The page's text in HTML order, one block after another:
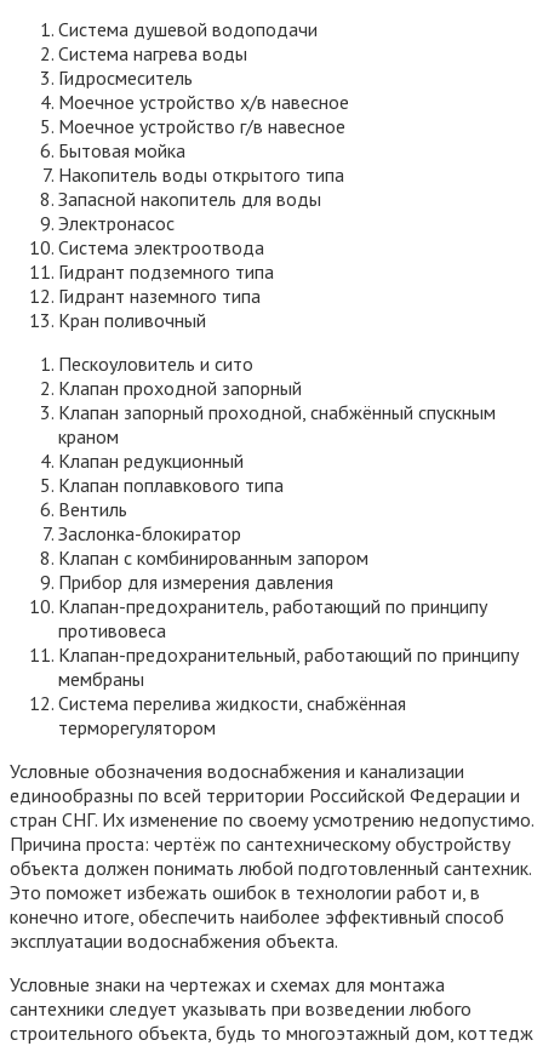
Система душевой водоподачи
Система нагрева воды
Гидросмеситель
Моечное устройство х/в навесное
Моечное устройство г/в навесное
Бытовая мойка
Накопитель воды открытого типа
Запасной накопитель для воды
Электронасос
Система электроотвода
Гидрант подземного типа
Гидрант наземного типа
Кран поливочный
Пескоуловитель и сито
Клапан проходной запорный
Клапан запорный проходной, снабжённый спускным
краном
Клапан редукционный
Клапан поплавкового типа
Вентиль
Заслонка-блокиратор
Клапан с комбинированным запором
Прибор для измерения давления
Клапан-предохранитель, работающий по принципу
противовеса
Клапан-предохранительный, работающий по принципу
мембраны
Система перелива жидкости, снабжённая
терморегулятором
Условные обозначения водоснабжения и канализации
единообразны по всей территории Российской Федерации и
стран СНГ. Их изменение по своему усмотрению недопустимо.
Причина проста: чертёж по сантехническому обустройству
объекта должен понимать любой подготовленный сантехник.
Это поможет избежать ошибок в технологии работ и, в
конечно итоге, обеспечить наиболее эффективный способ
эксплуатации водоснабжения объекта.
Условные знаки на чертежах и схемах для монтажа
сантехники следует указывать при возведении любого
строительного объекта, будь то многоэтажный дом, коттедж